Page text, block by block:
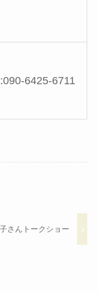
6425-6711
さんトークショー